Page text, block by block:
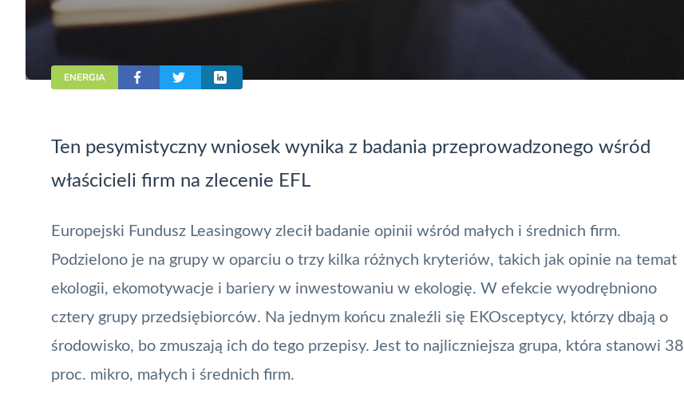
ENERGIA
Ten pesymistyczny wniosek wynika z badania przeprowadzonego wśród
właścicieli firm na zlecenie EFL
Europejski Fundusz Leasingowy zlecił badanie opinii wśród małych i średnich firm.
Podzielono je na grupy w oparciu o trzy kilka różnych kryteriów, takich jak opinie na temat
ekologii, ekomotywacje i bariery w inwestowaniu w ekologię. W efekcie wyodrębniono
cztery grupy przedsiębiorców. Na jednym końcu znaleźli się EKOsceptycy, którzy dbają o
środowisko, bo zmuszają ich do tego przepisy. Jest to najliczniejsza grupa, która stanowi 38
proc. mikro, małych i średnich firm.